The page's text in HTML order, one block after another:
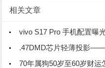
相关文章
vivo S17 Pro 手机配置曝光
.47DMD芯片轻薄投影——
70年属狗50岁至60岁财运